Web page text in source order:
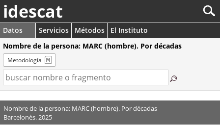
idescat
Datos Servicios Métodos
El Instituto
Nombre de la persona: MARC (hombre). Por décadas
Metodología
Nombre de la persona: MARC (hombre). Por décadas
Barcelonès. 2025